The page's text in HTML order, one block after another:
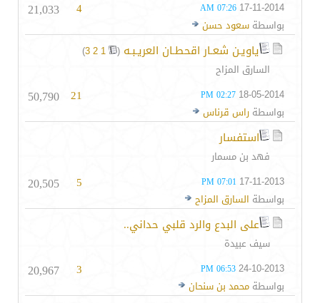
17-11-2014
07:26 AM
بواسطة سعود حسن
4
21,033
ياويـن شعـار اقحطـان العريـبـه (
1
2
3
)
السارق المزاح
18-05-2014
02:27 PM
بواسطة راس قرناس
21
50,790
استفسار
فهد بن مسمار
17-11-2013
07:01 PM
بواسطة السارق المزاح
5
20,505
على البدع والرد قلبي حداني..
سيف عبيدة
24-10-2013
06:53 PM
بواسطة محمد بن سنحان
3
20,967